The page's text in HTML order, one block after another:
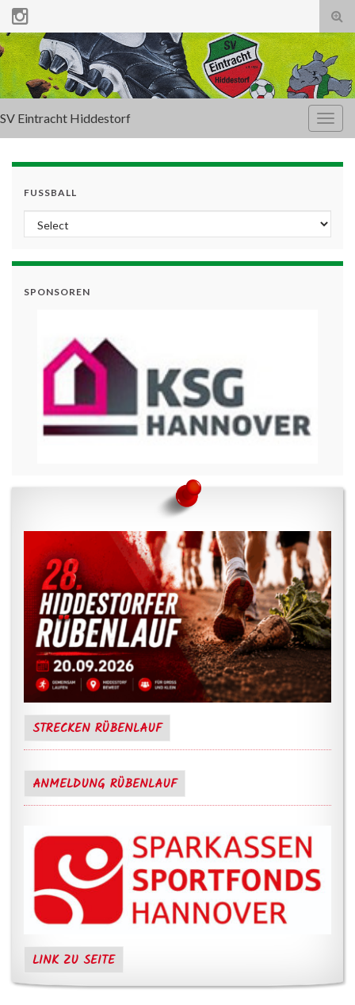
SV Eintracht Hiddestorf
FUSSBALL
SPONSOREN
STRECKEN RÜBENLAUF
ANMELDUNG RÜBENLAUF
LINK ZU SEITE